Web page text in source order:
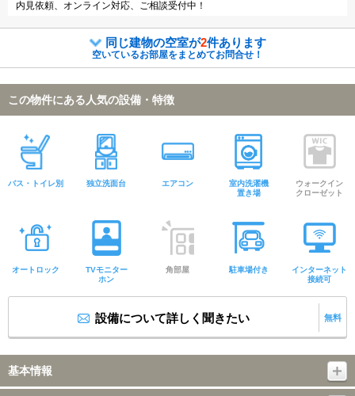
内見依頼、オンライン対応、ご相談受付中！
同じ建物の空室が2件あります
空いているお部屋をまとめてお問合せ！
この物件にある人気の設備・特徴
バス・トイレ別 独立洗面台 エアコン
室内洗濯機
置き場
ウォークイン
クローゼット
オートロック
TVモニター
ホン
角部屋 駐車場付き
インターネット
接続可
設備について詳しく聞きたい 無料
基本情報